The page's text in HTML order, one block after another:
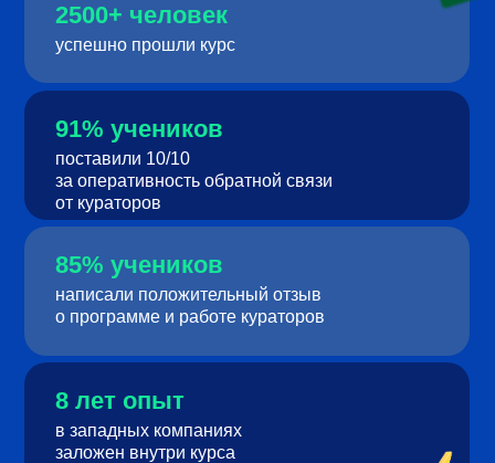
2500+ человек
успешно прошли курс
91% учеников
поставили 10/10
за оперативность обратной связи
от кураторов
8 лет опыт
в западных компаниях
заложен внутри курса
85% учеников
написали положительный отзыв
о программе и работе кураторов